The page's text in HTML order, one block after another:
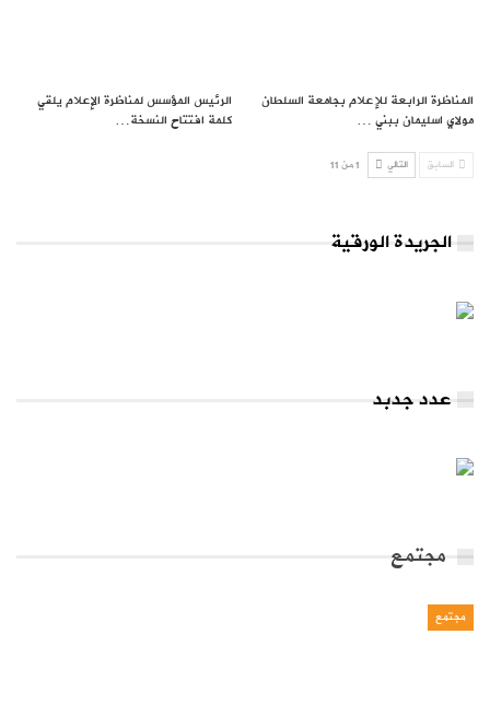
المناظرة الرابعة للإعلام بجامعة السلطان
مولاي اسليمان ببني …
الرئيس المؤسس لمناظرة الإعلام يلقي
كلمة افتتاح النسخة…
السابق التالي 1 من 11
الجريدة الورقية
عدد جدبد
مجتمع
مجتمع